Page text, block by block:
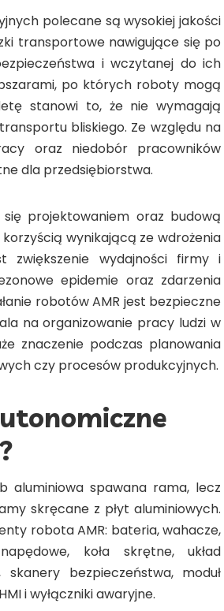
polecane są wysokiej jakości
transportowe nawigujące się po
i wczytanej do ich
po których roboty mogą
stanowi to, że nie wymagają
bliskiego. Ze względu na
oraz niedobór pracowników
dla przedsiębiorstwa.
się projektowaniem oraz budową
wynikającą ze wdrożenia
zwiększenie wydajności firmy i
epidemie oraz zdarzenia
robotów AMR jest bezpieczne
na organizowanie pracy ludzi w
znaczenie podczas planowania
czy procesów produkcyjnych.
aluminiowa spawana rama, lecz
skręcane z płyt aluminiowych.
robota AMR: bateria, wahacze,
koła skrętne, układ
bezpieczeństwa, moduł
i wyłączniki awaryjne.